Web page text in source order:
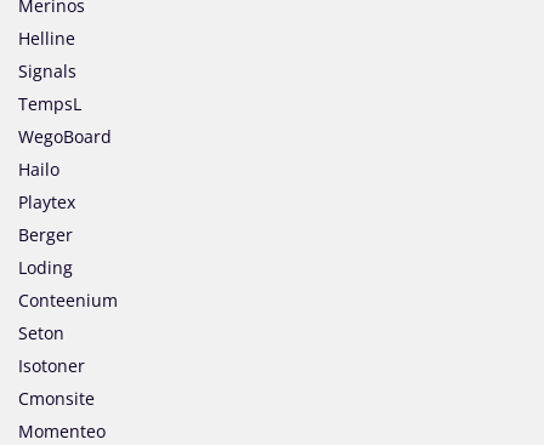
Merinos
Helline
Signals
TempsL
WegoBoard
Hailo
Playtex
Berger
Loding
Conteenium
Seton
Isotoner
Cmonsite
Momenteo